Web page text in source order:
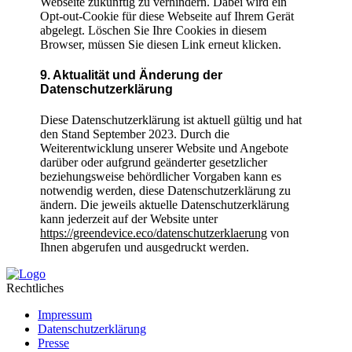
Opt-out-Cookie für diese Webseite auf Ihrem Gerät
abgelegt. Löschen Sie Ihre Cookies in diesem
Browser, müssen Sie diesen Link erneut klicken.
9. Aktualität und Änderung der
Datenschutzerklärung
Diese Datenschutzerklärung ist aktuell gültig und hat
den Stand September 2023. Durch die
Weiterentwicklung unserer Website und Angebote
darüber oder aufgrund geänderter gesetzlicher
beziehungsweise behördlicher Vorgaben kann es
notwendig werden, diese Datenschutzerklärung zu
ändern. Die jeweils aktuelle Datenschutzerklärung
kann jederzeit auf der Website unter
https://greendevice.eco/datenschutzerklaerung von
Ihnen abgerufen und ausgedruckt werden.
Rechtliches
Impressum
Datenschutzerklärung
Presse